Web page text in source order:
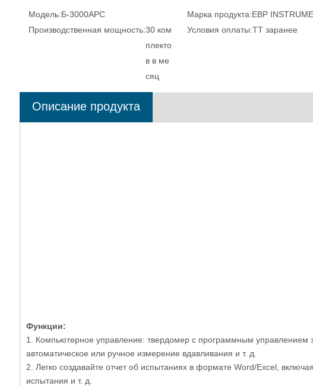
Модель:Б-3000APC Марка продукта:EBP
Производственная мощность:30 ком
плекто
в в ме
сяц
Условия оплаты:ТТ заранее
Описание продукта
Функции:
1. Компьютерное управление: твердомер с программным управлением
автоматическое или ручное измерение вдавливания и т. д.
2. Легко создавайте отчет об испытаниях в формате Word/Excel,
испытания и т. д.